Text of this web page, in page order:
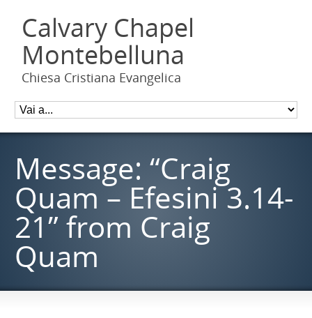
Calvary Chapel
Montebelluna
Chiesa Cristiana Evangelica
Message: “Craig
Quam – Efesini 3.14-
21” from Craig
Quam